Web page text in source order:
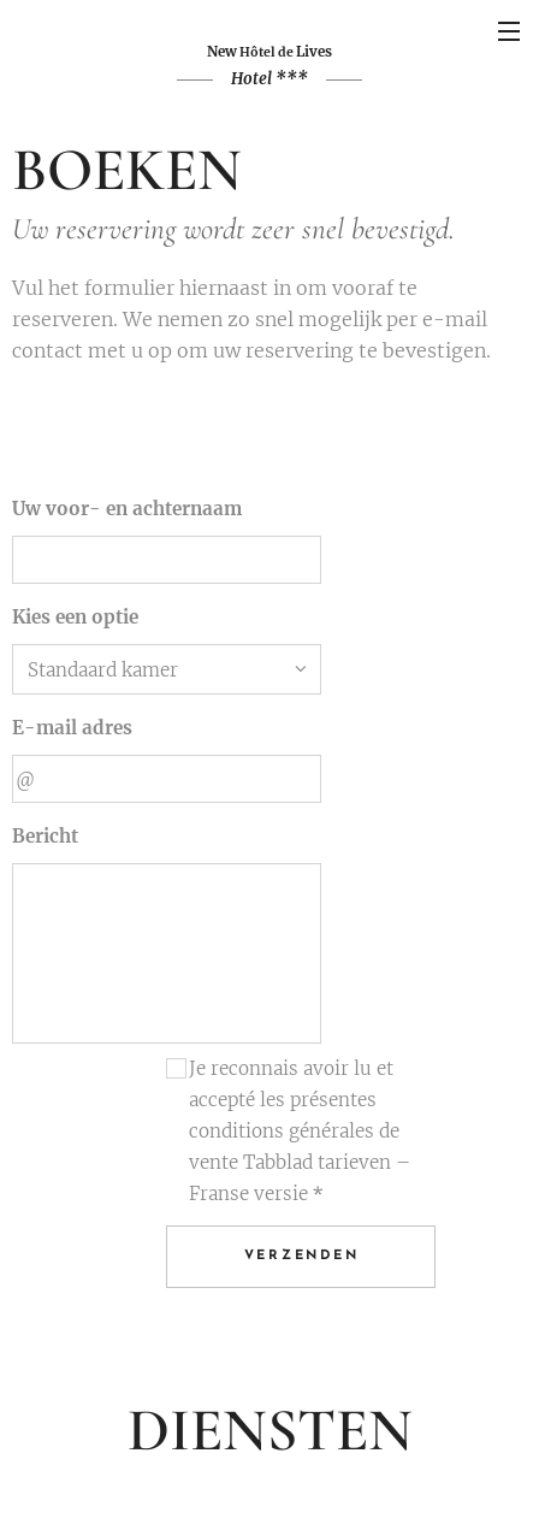
NewHôtel deLives
Hotel ***
BOEKEN
Uw reservering wordt zeer snel bevestigd.
Vul het formulier hiernaast in om vooraf te
reserveren. We nemen zo snel mogelijk per e-mail
contact met u op om uw reservering te bevestigen.
Uw voor- en achternaam
Kies een optie
E-mail adres
Bericht
Je reconnais avoir lu et
accepté les présentes
conditions générales de
vente Tabblad tarieven –
Franse versie
VERZENDEN
DIENSTEN